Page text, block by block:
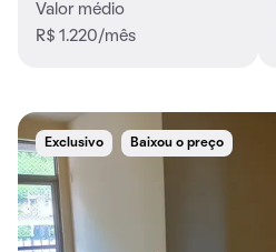
Valor médio
R$ 1.220/mês
Exclusivo Baixou o preço